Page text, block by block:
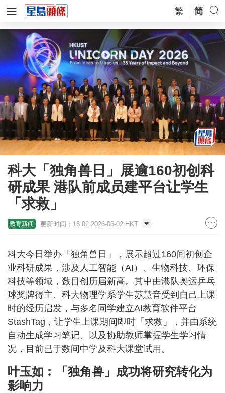
繁 简
科大「独角兽日」展逾160初创科
研成果 港队前成员建平台让学生
「求救」
教育新闻 更新时间：16:02 2026-06-02 HKT
科大今日举办「独角兽日」，展示超过160间初创企
业科研成果，涉及人工智能（AI）、生物科技、环保
科技等领域，数目创历届新高。其中由港队奥运乒乓
球奖牌得主、科大物理学系学生苏慧音受到自己上课
时的经历启发，与多名同学建立AI教育软件平台
StashTag，让学生上课期间即时「求救」，并由系统
自动生成学习笔记、以及协助教师掌握学生学习情
况，目前已于数间中学及科大课堂试用。
叶玉如︰「独角兽」成功将研究转化为
影响力